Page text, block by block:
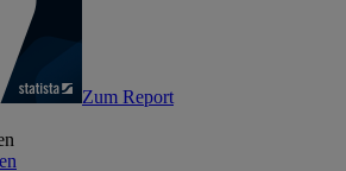
Zum Report